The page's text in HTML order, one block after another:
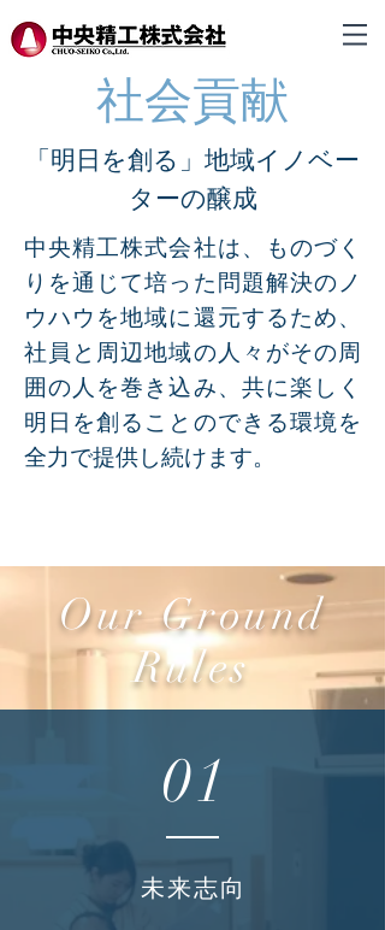
社会貢献
「明日を創る」地域イノベー
ターの醸成
中央精工株式会社は、ものづく
りを通じて培った問題解決のノ
ウハウを地域に還元するため、
社員と周辺地域の人々がその周
囲の人を巻き込み、共に楽しく
明日を創ることのできる環境を
全力で提供し続けます。
Our Ground
Rules
01
未来志向